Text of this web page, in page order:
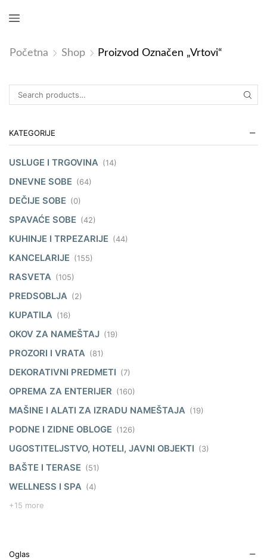
Početna Shop Proizvod Označen „vrtovi“
KATEGORIJE
USLUGE I TRGOVINA (14)
DNEVNE SOBE (64)
DEČIJE SOBE (0)
SPAVAĆE SOBE (42)
KUHINJE I TRPEZARIJE (44)
KANCELARIJE (155)
RASVETA (105)
PREDSOBLJA (2)
KUPATILA (16)
OKOV ZA NAMEŠTAJ (19)
PROZORI I VRATA (81)
DEKORATIVNI PREDMETI (7)
OPREMA ZA ENTERIJER (160)
MAŠINE I ALATI ZA IZRADU NAMEŠTAJA (19)
PODNE I ZIDNE OBLOGE (126)
UGOSTITELJSTVO, HOTELI, JAVNI OBJEKTI (3)
BAŠTE I TERASE (51)
WELLNESS I SPA (4)
+15 more
Oglas